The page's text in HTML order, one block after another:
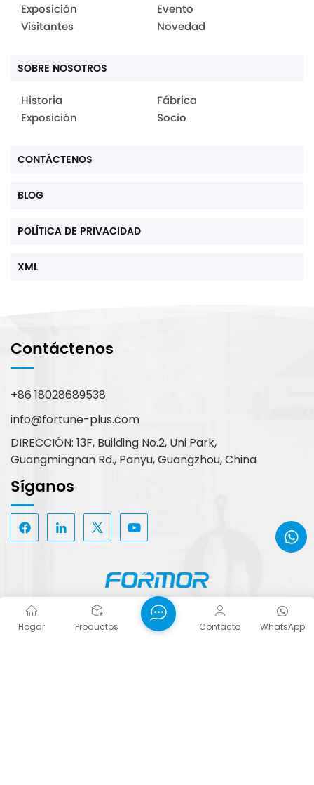
Exposición
Evento
Visitantes
Novedad
SOBRE NOSOTROS
Historia
Fábrica
Exposición
Socio
CONTÁCTENOS
BLOG
POLÍTICA DE PRIVACIDAD
XML
Contáctenos
+86 18028689538
info@fortune-plus.com
DIRECCIÓN: 13F, Building No.2, Uni Park,
Guangmingnan Rd., Panyu, Guangzhou, China
Síganos
Etiquetas populares :
Bisagra de gabinete ajustable 4D con cierre
Hogar Productos WhatsApp
Contacto